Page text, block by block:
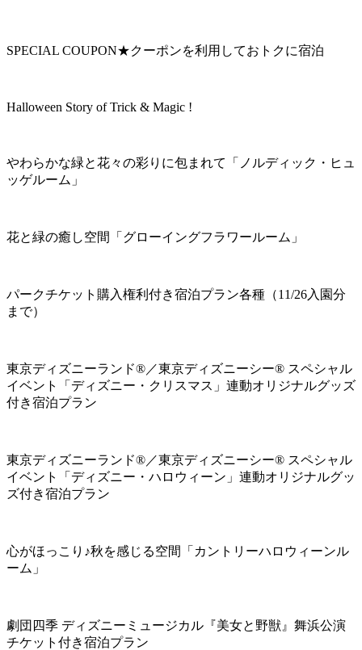
SPECIAL COUPON★クーポンを利用しておトクに宿泊
Halloween Story of Trick & Magic !
やわらかな緑と花々の彩りに包まれて「ノルディック・ヒュ
ッゲルーム」
花と緑の癒し空間「グローイングフラワールーム」
パークチケット購入権利付き宿泊プラン各種（11/26入園分
まで）
東京ディズニーランド®／東京ディズニーシー® スペシャル
イベント「ディズニー・クリスマス」連動オリジナルグッズ
付き宿泊プラン
東京ディズニーランド®／東京ディズニーシー® スペシャル
イベント「ディズニー・ハロウィーン」連動オリジナルグッ
ズ付き宿泊プラン
心がほっこり♪秋を感じる空間「カントリーハロウィーンル
ーム」
劇団四季 ディズニーミュージカル『美女と野獣』舞浜公演
チケット付き宿泊プラン